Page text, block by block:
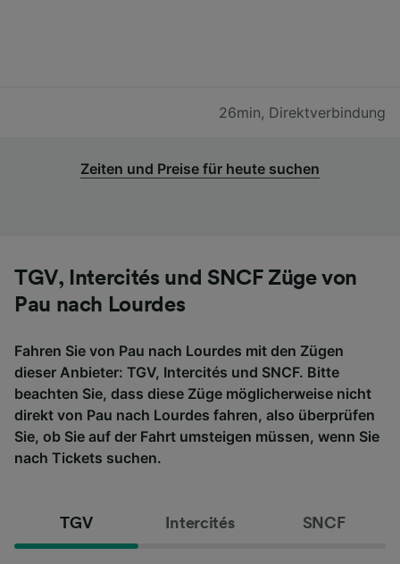
26min, Direktverbindung
Zeiten und Preise für heute suchen
TGV, Intercités und SNCF Züge von
Pau nach Lourdes
Fahren Sie von Pau nach Lourdes mit den Zügen
dieser Anbieter: TGV, Intercités und SNCF. Bitte
beachten Sie, dass diese Züge möglicherweise nicht
direkt von Pau nach Lourdes fahren, also überprüfen
Sie, ob Sie auf der Fahrt umsteigen müssen, wenn Sie
nach Tickets suchen.
TGV Intercités SNCF